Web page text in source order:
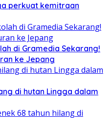
perkuat kemitraan
di Gramedia Sekarang!
ke Jepang
di hutan Lingga dalam